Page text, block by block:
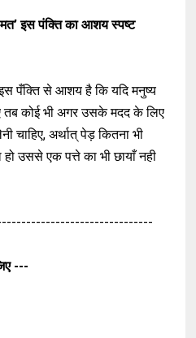
मत’ इस पंक्ति का आशय स्पष्ट
पँक्ति से आशय है कि यदि मनुष्य
तब कोई भी अगर उसके मदद के लिए
चाहिए, अर्थात् पेड़ कितना भी
उससे एक पत्ते का भी छायाँ नही
---